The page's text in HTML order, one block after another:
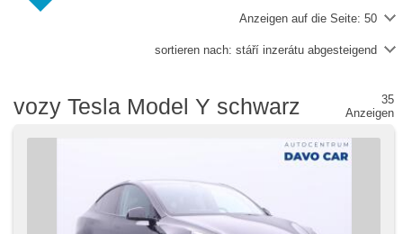
Anzeigen auf die Seite: 50
sortieren nach: stáří inzerátu abgesteigend
vozy Tesla Model Y schwarz
35
Anzeigen